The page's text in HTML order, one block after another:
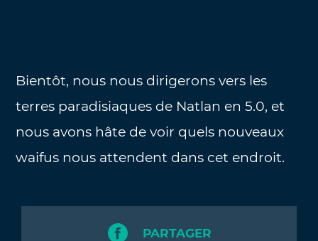
Bientôt, nous nous dirigerons vers les
terres paradisiaques de Natlan en 5.0, et
nous avons hâte de voir quels nouveaux
waifus nous attendent dans cet endroit.
PARTAGER